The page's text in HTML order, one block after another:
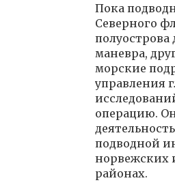
Пока
Северного
маневра,
морские
управления
операцию.
подводной
норвежских
районах.